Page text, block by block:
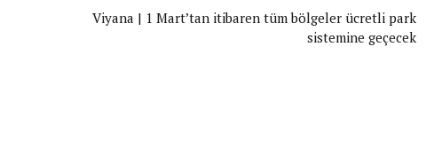
Viyana | 1 Mart’tan itibaren tüm bölgeler ücretli park
sistemine geçecek